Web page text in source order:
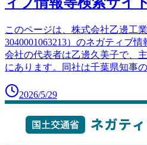
このページは、株式会社乙邊工
3040001063213）のネガティブ
会社の代表者は乙邊久美子で、
にあります。同社は千葉県知事
2026/5/29